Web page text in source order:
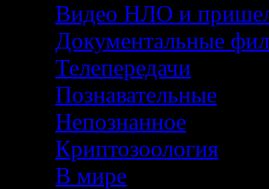
Видео НЛО и
Документальные
Телепередачи
Познавательные
Непознанное
Криптозоология
В мире